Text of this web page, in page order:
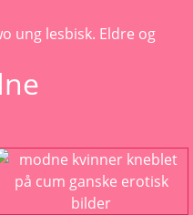
ung lesbisk. Eldre og